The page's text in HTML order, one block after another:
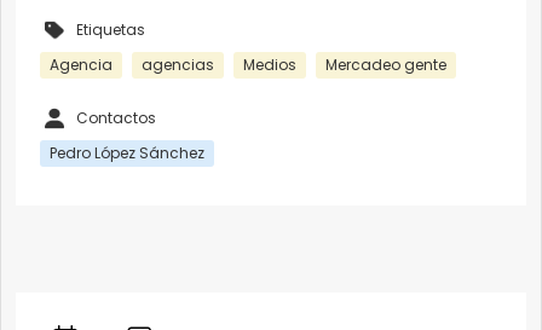
Etiquetas
Agencia
agencias Medios Mercadeo gente
Contactos
Pedro López Sánchez